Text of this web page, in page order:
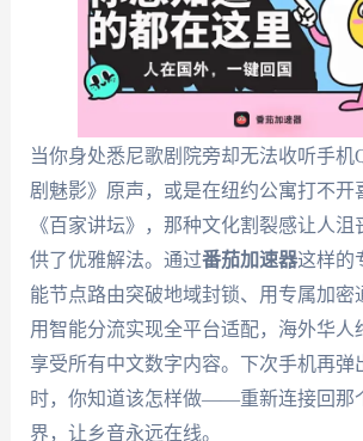
当你身处悉尼歌剧院旁却无法收听手机
剧魅影》原声，或是在纽约公寓打不开
《百家讲坛》，那种文化割裂感让人沮
供了优雅解法。通过番茄加速器这样的
能节点路由突破地域封锁、用专属加密
用智能分流实现全平台适配，海外华人
享受所有中文数字内容。下次手机再弹
时，你知道该怎样做——重新连接回那
界，让乡音永远在线。